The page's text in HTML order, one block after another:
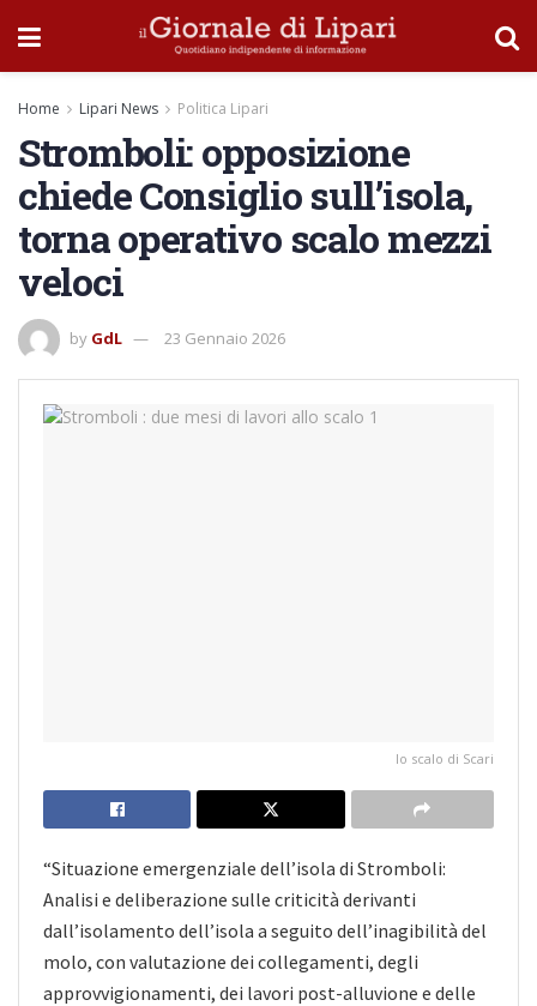
Home Lipari News Politica Lipari
Stromboli: opposizione
chiede Consiglio sull’isola,
torna operativo scalo mezzi
veloci
by GdL 23 Gennaio 2026
lo scalo di Scari
“Situazione emergenziale dell’isola di Stromboli:
Analisi e deliberazione sulle criticità derivanti
dall’isolamento dell’isola a seguito dell’inagibilità del
molo, con valutazione dei collegamenti, degli
approvvigionamenti, dei lavori post-alluvione e delle